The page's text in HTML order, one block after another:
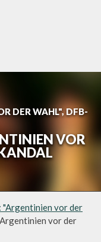
DER WAHL", DFB-
VOR
"Argentinien vor der
vor der